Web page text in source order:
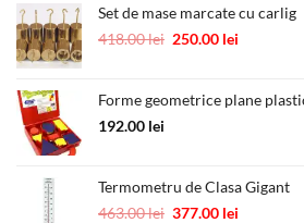
fost:
89.00 lei.
55.00 lei.
Set de mase marcate cu carlig
418.00lei Prețul
fost:
250.00 lei
250.00
Forme geometrice plane
192.00 lei
Termometru de Clasa Gigant
463.00lei Prețul
377.00 lei